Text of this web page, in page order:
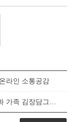
라인 소통공감